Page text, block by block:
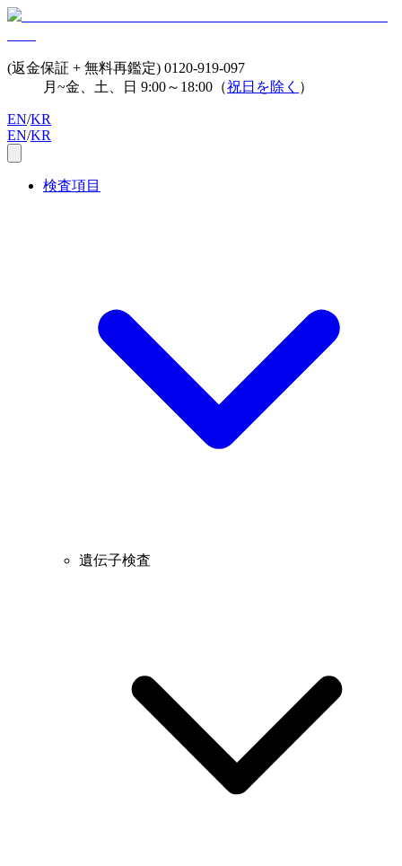
(返金保証 + 無料再鑑定) 0120-919-097
月~金、土、日 9:00～18:00（祝日を除く ）
EN/KR
EN/KR
検査項目
遺伝子検査